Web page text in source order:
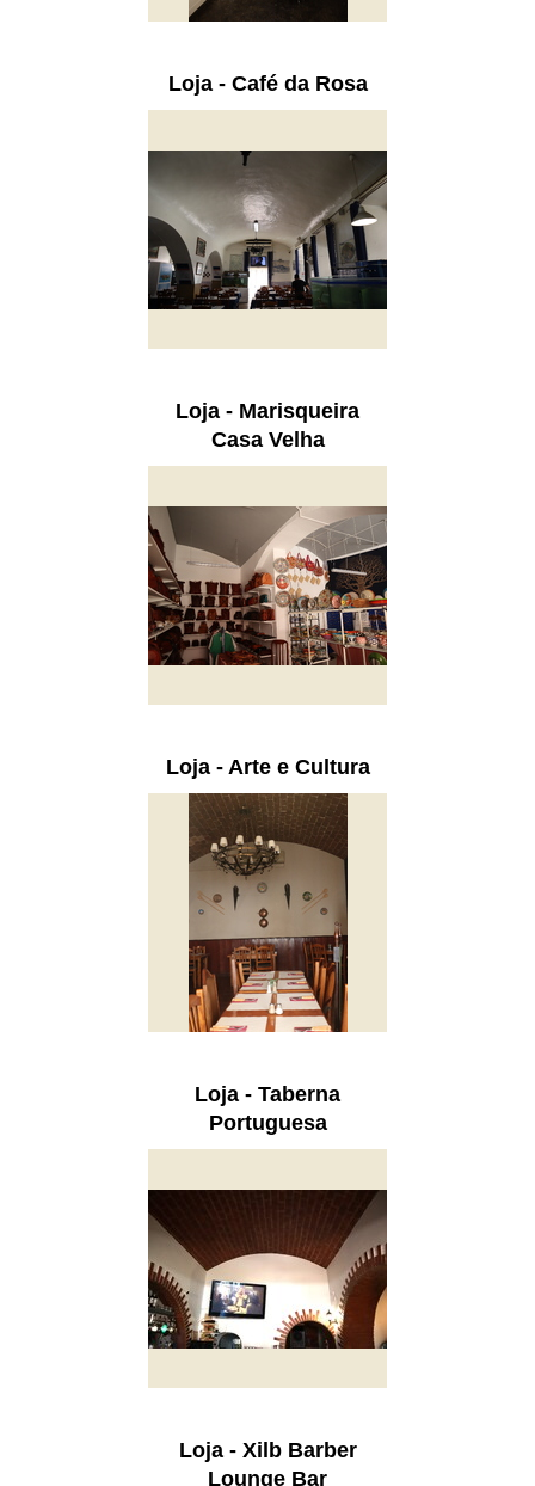
Loja - Café da Rosa
Loja - Marisqueira
Casa Velha
Loja - Arte e Cultura
Loja - Taberna
Portuguesa
Loja - Xilb Barber
Lounge Bar